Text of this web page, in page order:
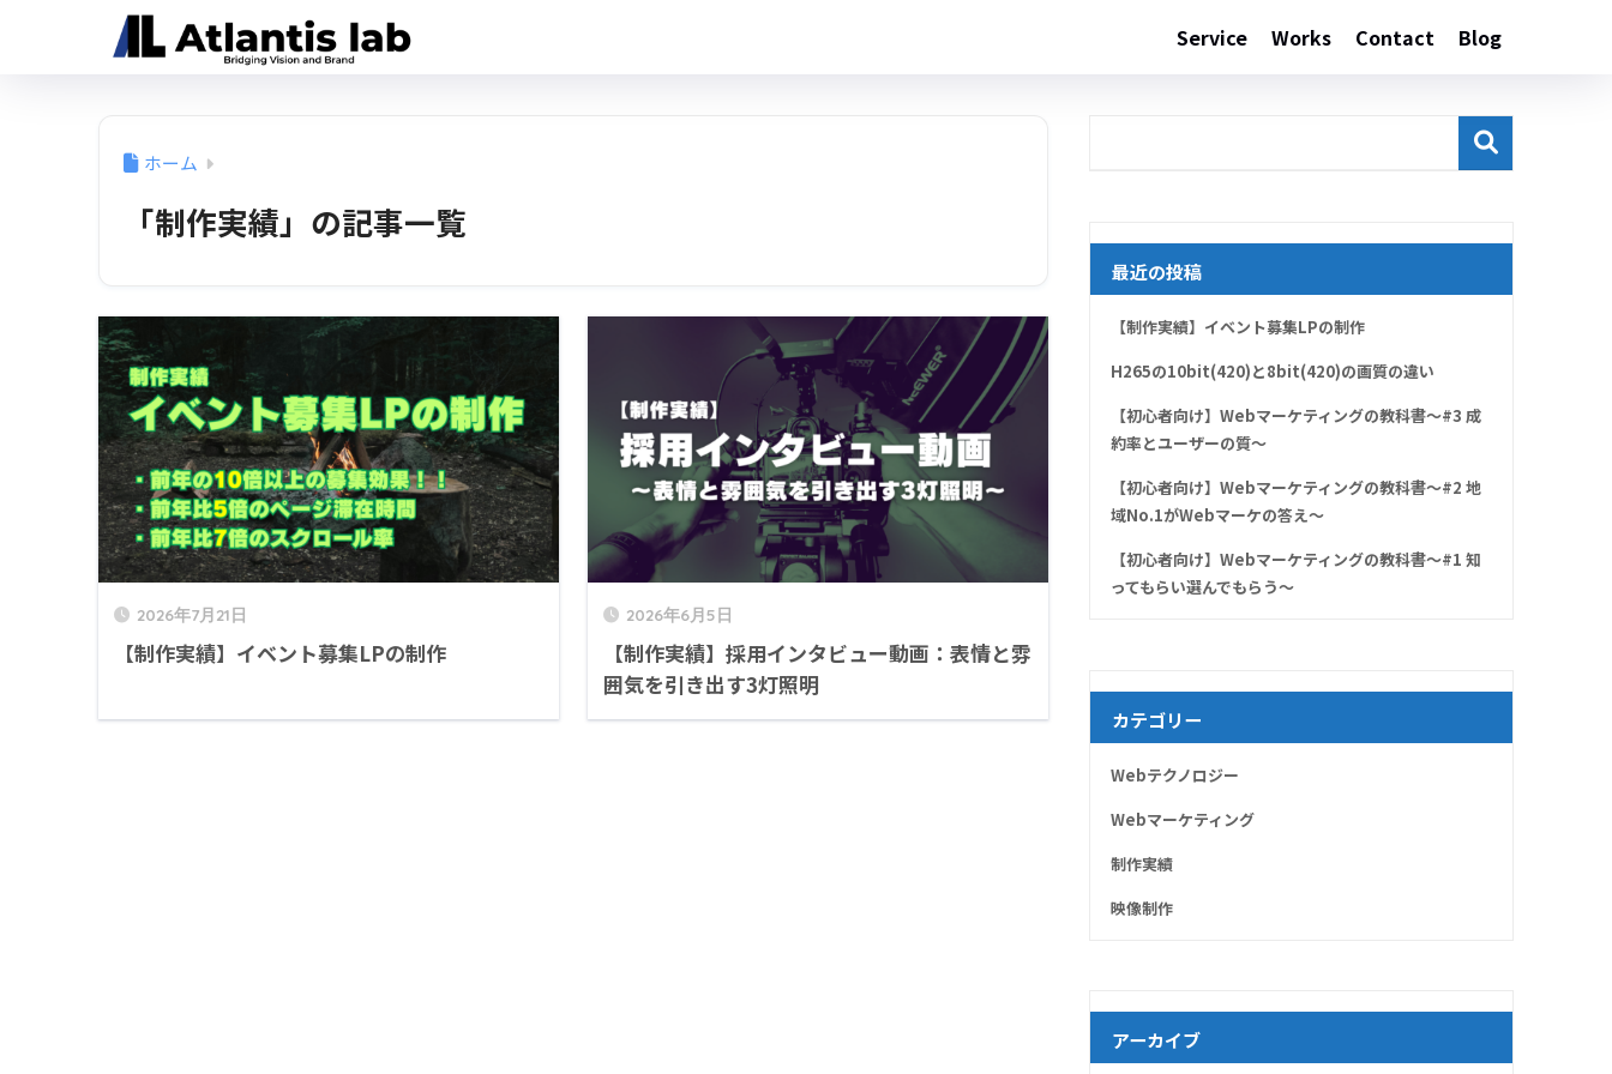
Service Works Contact Blog
ホーム
「制作実績」の記事一覧
2026年7月21日
【制作実績】イベント募集LPの制作
2026年6月5日
【制作実績】採用インタビュー動画：表情と雰
囲気を引き出す3灯照明
最近の投稿
【制作実績】イベント募集LPの制作
H265の10bit(420)と8bit(420)の画質の違い
【初心者向け】Webマーケティングの教科書～#3 成
約率とユーザーの質～
【初心者向け】Webマーケティングの教科書～#2 地
域No.1がWebマーケの答え～
【初心者向け】Webマーケティングの教科書～#1 知
ってもらい選んでもらう～
カテゴリー
Webテクノロジー
Webマーケティング
制作実績
映像制作
アーカイブ